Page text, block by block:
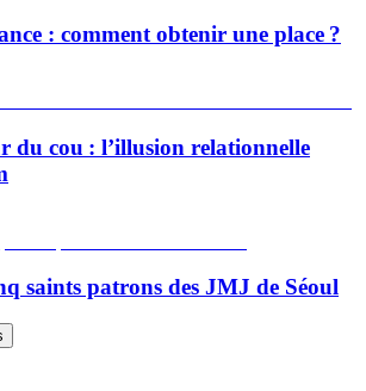
: comment obtenir une place ?
du cou : l’illusion relationnelle
saints patrons des JMJ de Séoul